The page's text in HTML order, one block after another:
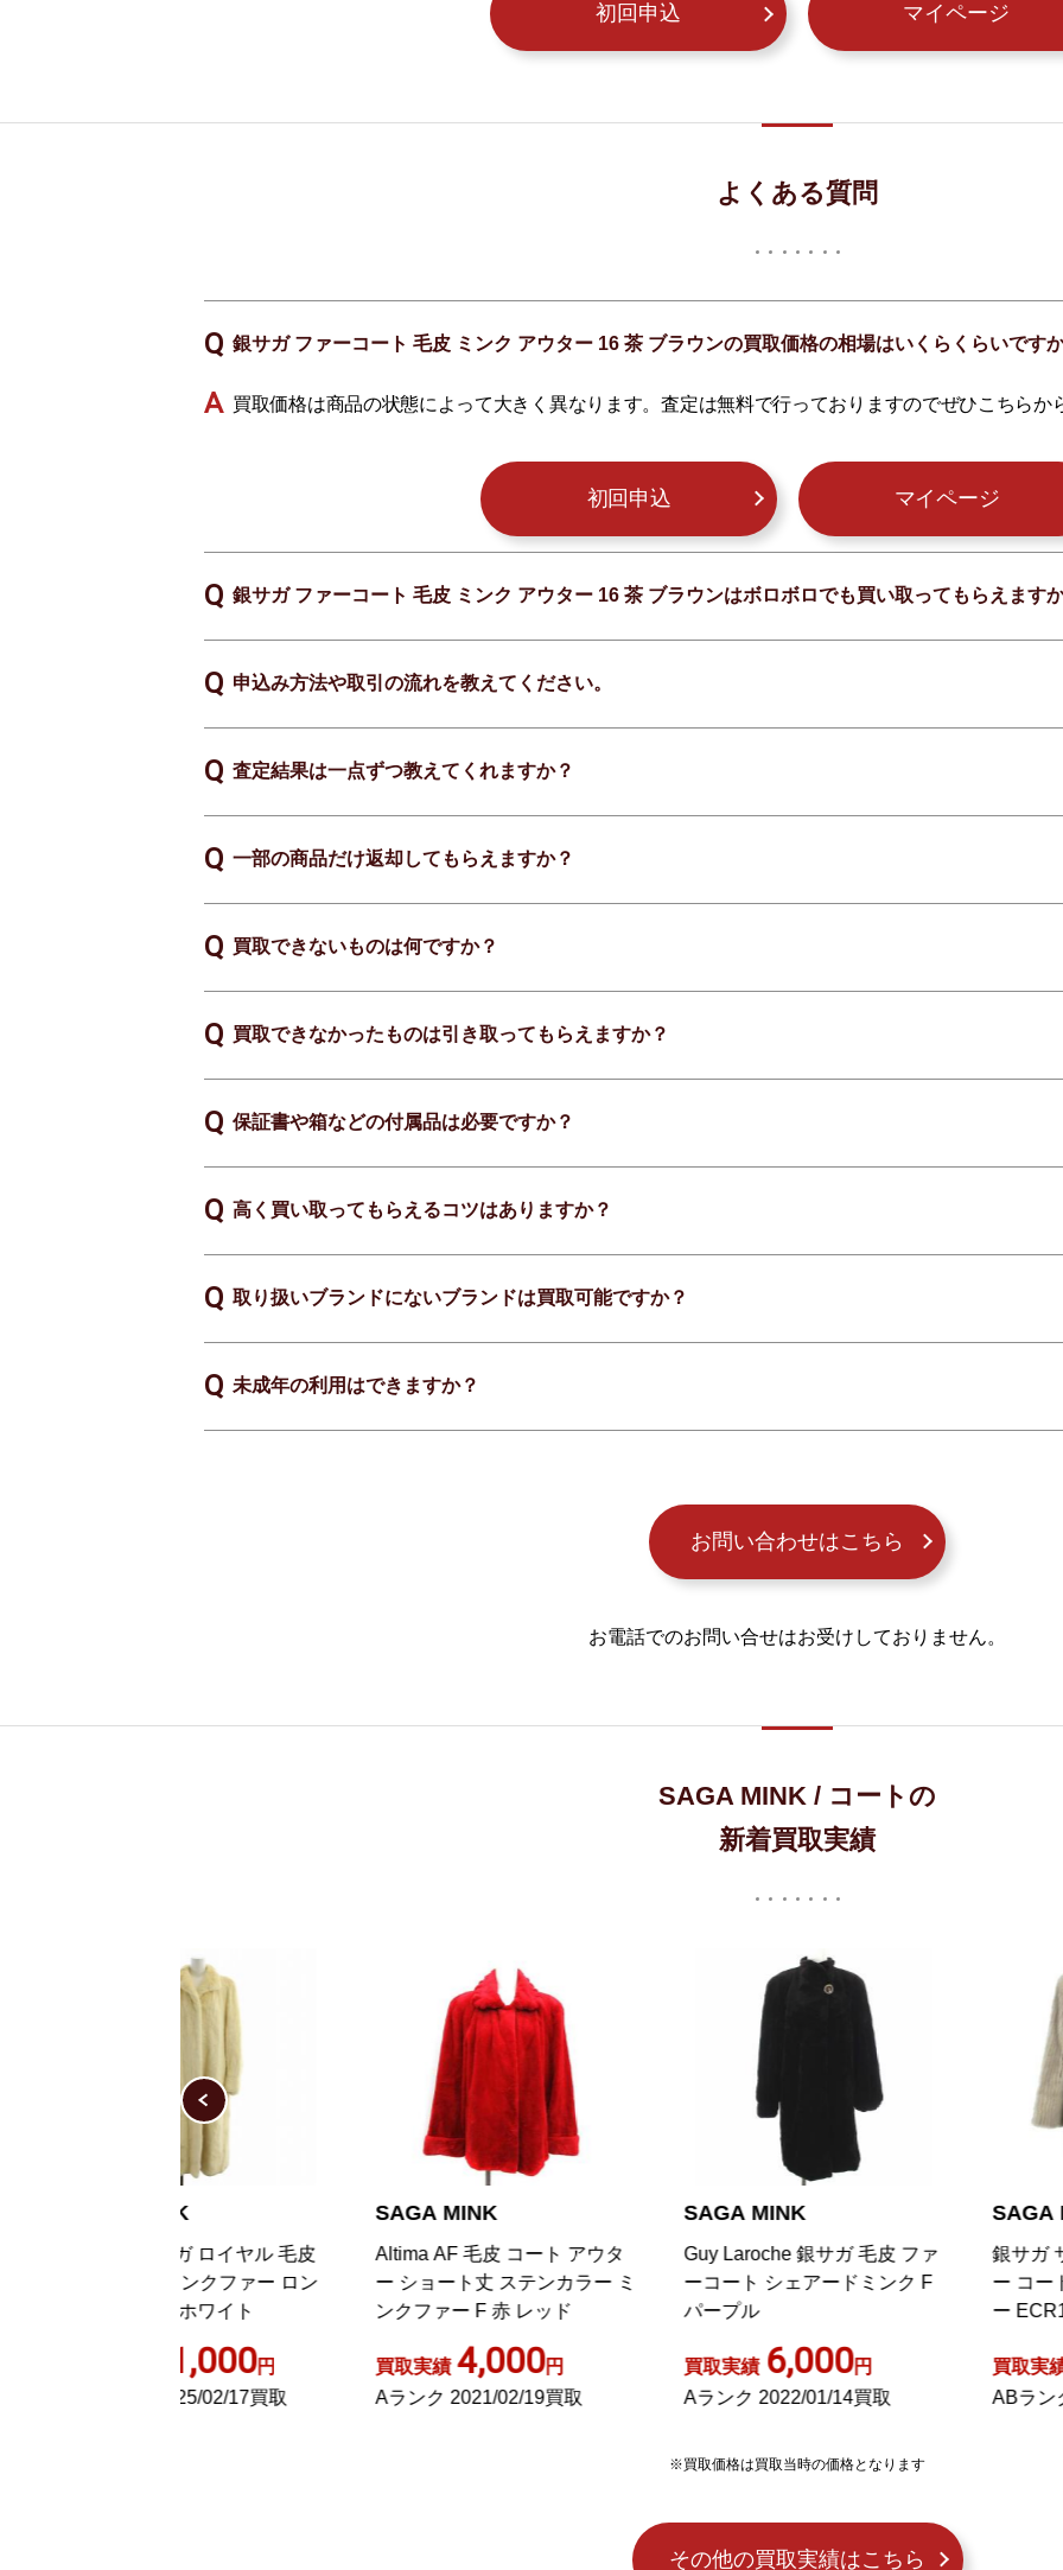
初回申込 マイページ
よくある質問
銀サガ ファーコート 毛皮 ミンク アウター 16 茶 ブラウンの買取価格の相場はいくらくらいです
買取価格は商品の状態によって大きく異なります。査定は無料で行っておりますのでぜひこちらか
初回申込 マイページ
銀サガ ファーコート 毛皮 ミンク アウター 16 茶 ブラウンはボロボロでも買い取ってもらえます
申込み方法や取引の流れを教えてください。
査定結果は一点ずつ教えてくれますか？
一部の商品だけ返却してもらえますか？
買取できないものは何ですか？
買取できなかったものは引き取ってもらえますか？
保証書や箱などの付属品は必要ですか？
高く買い取ってもらえるコツはありますか？
取り扱いブランドにないブランドは買取可能ですか？
未成年の利用はできますか？
お問い合わせはこちら
お電話でのお問い合せはお受けしておりません。
SAGA MINK / コートの
新着買取実績
Altima AF 毛皮 コート アウタ
ー ショート丈 ステンカラー ミ
ンクファー F 赤 レッド
買取実績
円
Aランク 2021/02/19買取
Guy Laroche 銀サガ 毛皮 ファ
ーコート シェアードミンク F
パープル
買取実績
円
Aランク 2022/01/14買取
銀サガ サファイアミンクフ
ー コート 毛皮 グレー アウ
買取実績
円
ABランク 2022/06/21買取
※買取価格は買取当時の価格となります
その他の買取実績はこちら